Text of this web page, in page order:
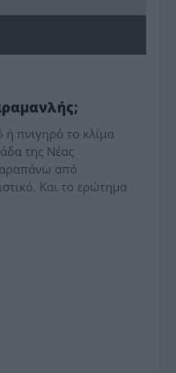
ή πνιγηρό το κλίμα
της Νέας
από
Και το ερώτημα